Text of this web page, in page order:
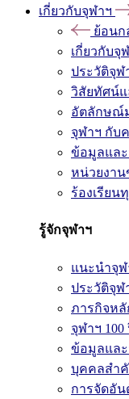
เกี่ยวกับจุฬาฯ
ย้อนก
เกี่ยวกับจุ
ประวัติจุฬ
วิสัยทัศน์
อัตลักษณ์
จุฬาฯ กับ
ข้อมูลแล
หน่วยงาน
ร้องเรียน
รู้จักจุฬาฯ
แนะนำจุฬ
ประวัติจุฬ
ภารกิจหลั
จุฬาฯ 100
ข้อมูลแล
บุคคลสำ
การจัดอั